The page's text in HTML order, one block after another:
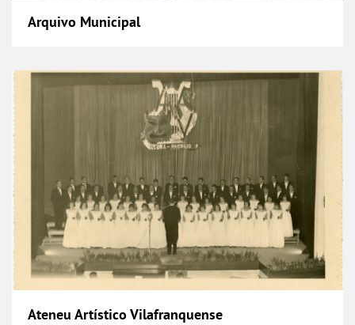
Arquivo Municipal
Ateneu Artístico Vilafranquense
Ateneu Artístico Vilafranquense